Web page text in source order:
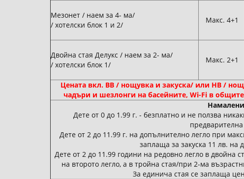
Мезонет / наем за 4- ма/
/ хотелски блок 1 и 2/
Макс. 4+1
Двойна стая Делукс / наем за 2- ма/
/ хотелски блок 1/
Макс. 2+1
Цената вкл. BB / нощувка и закуска/ или HB /
чадъри и шезлонги на басейните, Wi-Fi в
Дете от 0 до 1.99 г. - безплатно и не ползва
предварителна
Дете от 2 до 11.99 г. на допълнително легло при
заплаща за закуска 11 лв. на
Дете от 2 до 11.99 години на редовно легло в двойна
на второто легло, а в тройна стая/при 2-ма
За единича стая се заплаща